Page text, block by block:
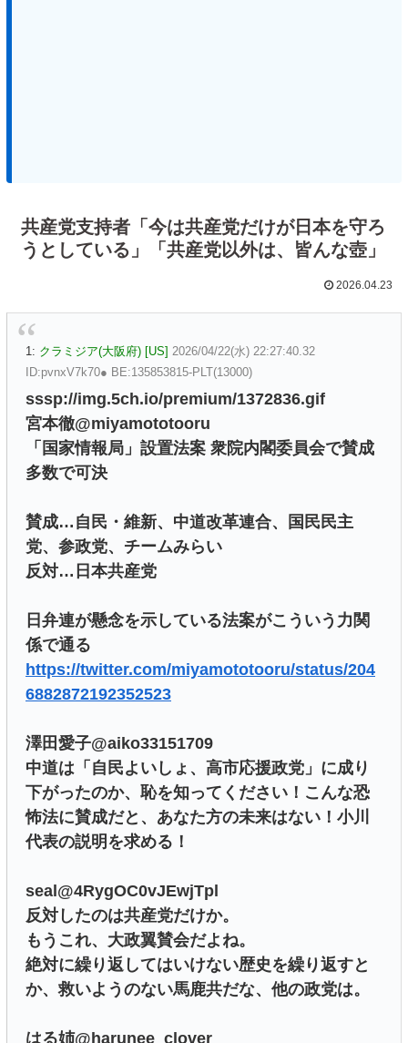
共産党支持者「今は共産党だけが日本を守ろ
うとしている」「共産党以外は、皆んな壺」
2026.04.23
1: クラミジア(大阪府) [US] 2026/04/22(水) 22:27:40.32
ID:pvnxV7k70● BE:135853815-PLT(13000)
sssp://img.5ch.io/premium/1372836.gif
宮本徹@miyamototooru
「国家情報局」設置法案 衆院内閣委員会で賛成
多数で可決
賛成…自民・維新、中道改革連合、国民民主
党、参政党、チームみらい
反対…日本共産党
日弁連が懸念を示している法案がこういう力関
係で通る
https://twitter.com/miyamototooru/status/204
6882872192352523
澤田愛子@aiko33151709
中道は「自民よいしょ、高市応援政党」に成り
下がったのか、恥を知ってください！こんな恐
怖法に賛成だと、あなた方の未来はない！小川
代表の説明を求める！
seal@4RygOC0vJEwjTpl
反対したのは共産党だけか。
もうこれ、大政翼賛会だよね。
絶対に繰り返してはいけない歴史を繰り返すと
か、救いようのない馬鹿共だな、他の政党は。
はる姉@harunee_clover